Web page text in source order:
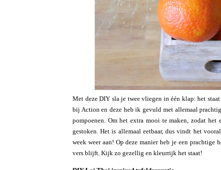
Met deze DIY sla je twee vliegen in één klap: het
bij Action en deze heb ik gevuld met allemaal
pompoenen. Om het extra mooi te maken, zodat
gestoken. Het is allemaal eetbaar, dus vindt het
week weer aan! Op deze manier heb je een prachtige
vers blijft. Kijk zo gezellig en kleurrijk het staat!